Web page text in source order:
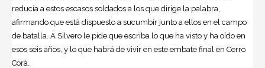
reducía a estos escasos soldados a los que dirige la palabra,
afirmando que está dispuesto a sucumbir junto a ellos en el campo
de batalla. A Silvero le pide que escriba lo que ha visto y ha oído en
esos seis años, y lo que habrá de vivir en este embate final en Cerro
Corá.